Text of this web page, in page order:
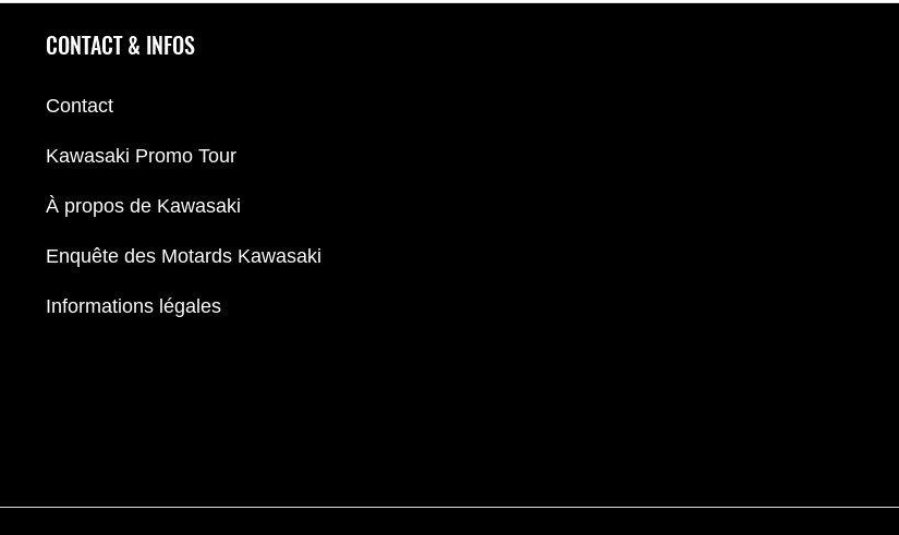
CONTACT & INFOS
Contact
Kawasaki Promo Tour
À propos de Kawasaki
Enquête des Motards Kawasaki
Informations légales